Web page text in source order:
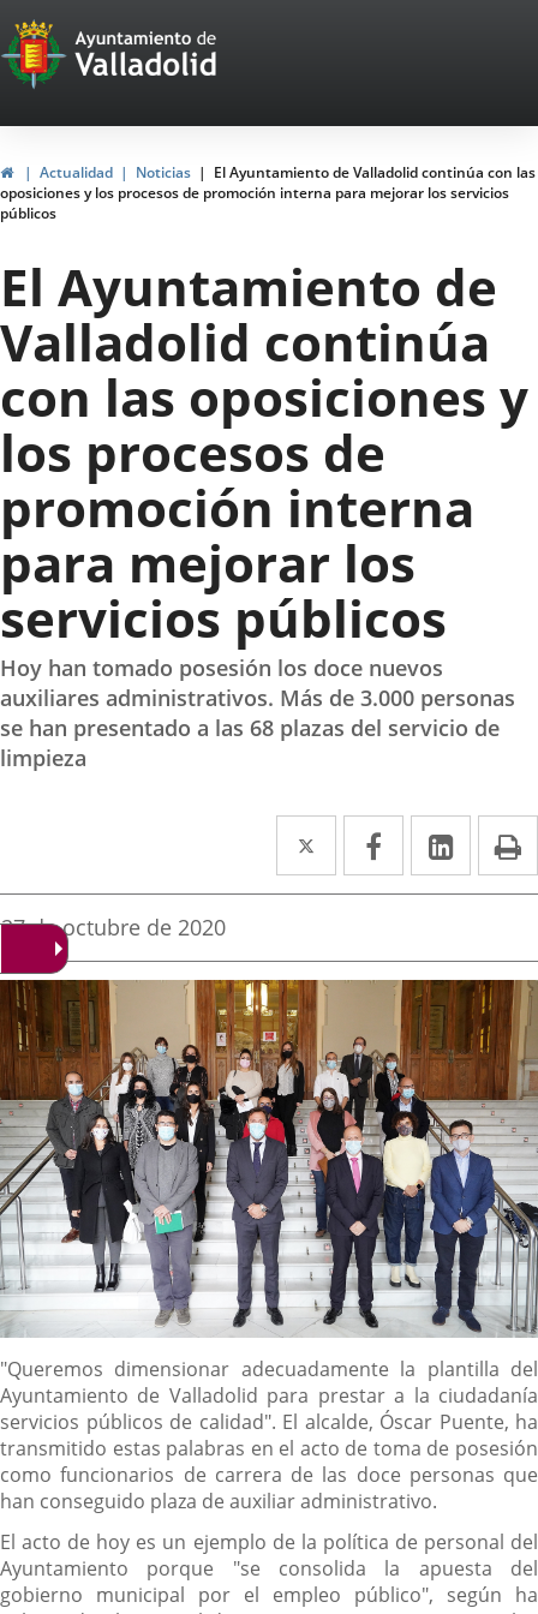
Portal
Web
del
Ayuntamiento
de
Valladolid
HomeActualidad Noticias
El Ayuntamiento de Valladolid continúa con las
oposiciones y los procesos de promoción interna para mejorar los servicios
públicos
El Ayuntamiento de
Valladolid continúa
con las oposiciones y
los procesos de
promoción interna
para mejorar los
servicios públicos
Hoy han tomado posesión los doce nuevos
auxiliares administrativos. Más de 3.000 personas
se han presentado a las 68 plazas del servicio de
limpieza
Twitter
Enlace
a
aplicación
externa.
Facebook
Enlace
a
aplicación
externa.
Enlace
a
Fecha
la
noticia
27 de octubre de 2020
Descripción
"Queremos dimensionar adecuadamente la plantilla del
Ayuntamiento de Valladolid para prestar a la ciudadanía
servicios públicos de calidad". El alcalde, Óscar Puente, ha
transmitido estas palabras en el acto de toma de posesión
como funcionarios de carrera de las doce personas que
han conseguido plaza de auxiliar administrativo.
El acto de hoy es un ejemplo de la política de personal del
Ayuntamiento porque "se consolida la apuesta del
gobierno municipal por el empleo público", según ha